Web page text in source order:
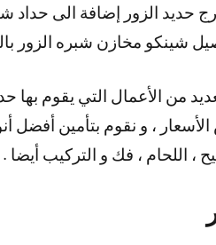
حديد الزور إضافة الى حداد
شينكو مخازن شبره الزور
، و نقوم بتأمين أفضل
، اللحام ، فك و التركيب أيضا .